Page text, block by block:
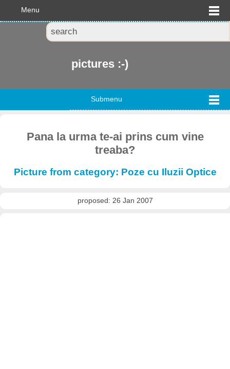
Menu
pictures :-)
Submenu
Pana la urma te-ai prins cum vine
treaba?
Picture from category: Poze cu Iluzii Optice
proposed: 26 Jan 2007